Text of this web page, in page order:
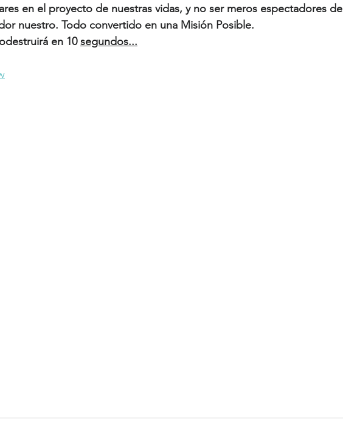
en el proyecto de nuestras vidas, y no ser meros espectadores de
nuestro. Todo convertido en una Misión Posible.
en 10 segundos...